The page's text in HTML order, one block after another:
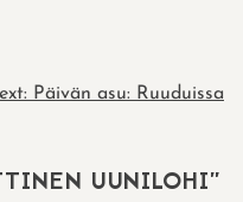
Päivän asu: Ruuduissa
UUNILOHI”